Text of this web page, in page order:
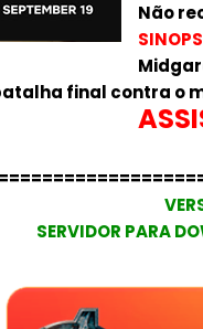
Não
final contra o
SERVIDOR PARA